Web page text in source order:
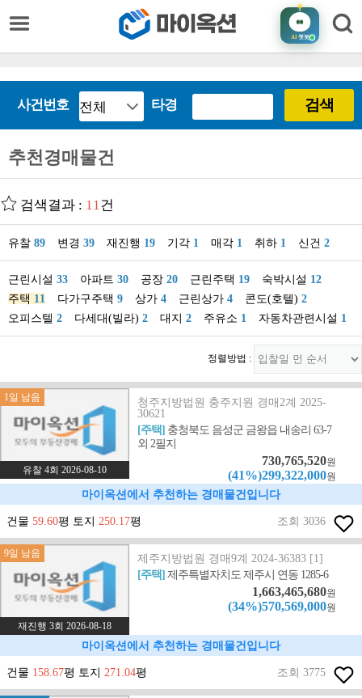
AI챗봇
사건번호 타경 검색
추천경매물건
검색결과 : 11건
유찰 89 변경 39 재진행 19 기각 1 매각 1 취하 1 신건 2
근린시설 33 아파트 30 공장 20 근린주택 19 숙박시설 12
주택 11 다가구주택 9 상가 4 근린상가 4 콘도(호텔) 2
오피스텔 2 다세대(빌라) 2 대지 2 주유소 1 자동차관련시설 1
정렬방법 :
1일 남음
유찰 4회 2026-08-10
청주지방법원 충주지원 경매2계 2025-
30621
[주택] 충청북도 음성군 금왕읍 내송리 63-7
외 2필지
730,765,520원
(41%)299,322,000원
마이옥션에서 추천하는 경매물건입니다
건물 59.60평 토지 250.17평 조회 3036
9일 남음
재진행 3회 2026-08-18
제주지방법원 경매9계 2024-36383 [1]
[주택]제주특별자치도 제주시 연동 1285-6
1,663,465,680원
(34%)570,569,000원
마이옥션에서 추천하는 경매물건입니다
건물 158.67평 토지 271.04평 조회 3775